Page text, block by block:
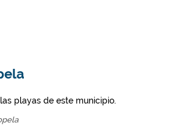
playas de este municipio.